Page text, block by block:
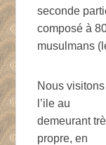
seconde
composé à
musulmans
Nous visitons
l’ile au
demeurant
propre, en